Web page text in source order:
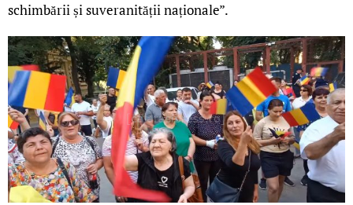
schimbării și suveranității naționale”.